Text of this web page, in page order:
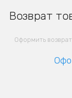
Возврат
Оформить